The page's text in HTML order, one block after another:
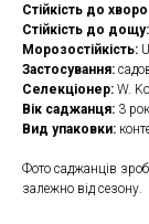
Стійкість до
Стійкість до дощу:
Морозостійкість:
Застосування:
Селекціонер: W.
Вік саджанця: 3
Вид упаковки:
Фото саджанців
залежно від сезону.